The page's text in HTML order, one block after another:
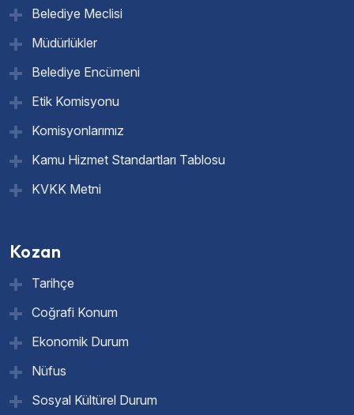
Belediye Meclisi
Müdürlükler
Belediye Encümeni
Etik Komisyonu
Komisyonlarımız
Kamu Hizmet Standartları Tablosu
KVKK Metni
Kozan
Tarihçe
Coğrafi Konum
Ekonomik Durum
Nüfus
Sosyal Kültürel Durum